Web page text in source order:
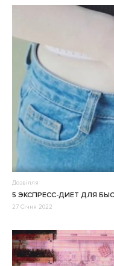
Дозвілля
5 ЭКСПРЕСС-ДИЕТ ДЛЯ
27 Січня 2022